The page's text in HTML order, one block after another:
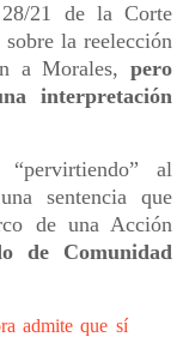
21 de la Corte
la reelección
a Morales,pero
interpretación
al
sentencia que
de una Acción
de Comunidad
admite que sí